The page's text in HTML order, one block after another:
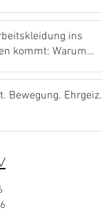
ins
kommt: Warum
macht
Bewegung. Ehrgeiz.